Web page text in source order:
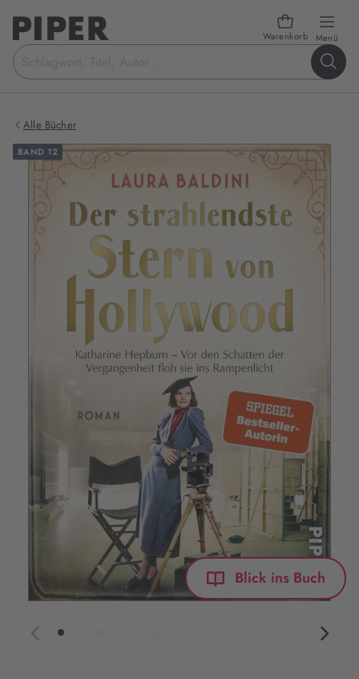
Warenkorb Menü
Suchbegriff
eingeben
Alle Bücher
BAND 12
Blick ins Buch
Produktbilder
zum
Buch